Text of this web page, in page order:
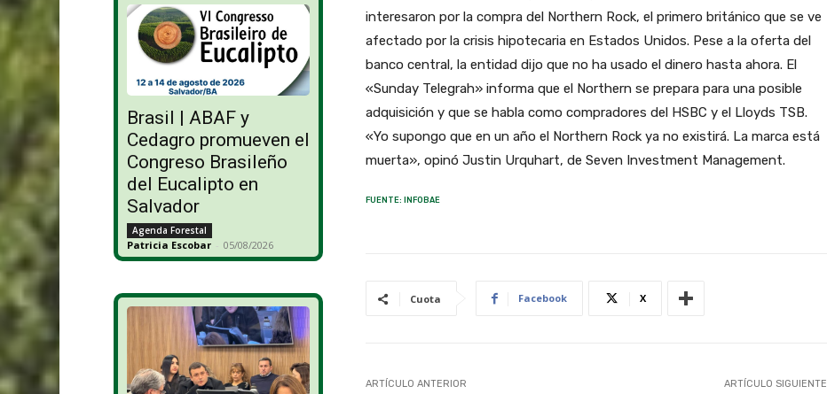
Brasil | ABAF y
Cedagro promueven el
Congreso Brasileño
del Eucalipto en
Salvador
Agenda Forestal
Patricia Escobar - 05/08/2026
interesaron por la compra del Northern Rock, el primero británico que se ve
afectado por la crisis hipotecaria en Estados Unidos. Pese a la oferta del
banco central, la entidad dijo que no ha usado el dinero hasta ahora. El
«Sunday Telegrah» informa que el Northern se prepara para una posible
adquisición y que se habla como compradores del HSBC y el Lloyds TSB.
«Yo supongo que en un año el Northern Rock ya no existirá. La marca está
muerta», opinó Justin Urquhart, de Seven Investment Management.
FUENTE: INFOBAE
Cuota Facebook X
ARTÍCULO ANTERIOR ARTÍCULO SIGUIENTE